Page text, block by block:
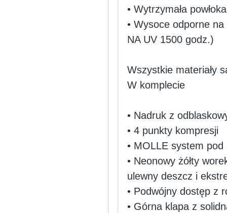
• Wytrzymała
• Wysoce odporne
NA UV 1500 godz.)
Wszystkie materiały
W komplecie
• Nadruk z
• 4 punkty kompresji
• MOLLE system pod
• Neonowy żółty
ulewny deszcz i
• Podwójny dostęp z
• Górna klapa z